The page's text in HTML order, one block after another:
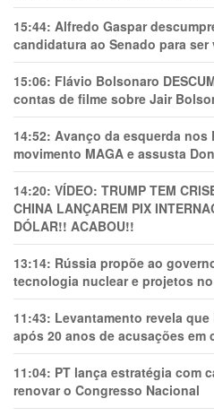
15:44: Alfredo Gaspar
candidatura ao Senado para
15:06: Flávio Bolsonaro
contas de filme sobre Jair
14:52: Avanço da esquerda nos
movimento MAGA e assusta
14:20: VÍDEO: TRUMP TEM
CHINA LANÇAREM PIX
DÓLAR!! ACABOU!!
13:14: Rússia propõe ao
tecnologia nuclear e projetos
11:43: Levantamento revela
após 20 anos de acusações em
11:04: PT lança estratégia com
renovar o Congresso Nacional